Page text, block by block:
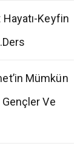
Keyfin
Mümkün
Gençler Ve